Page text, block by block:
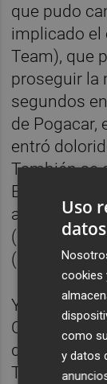
que pudo
implicado el
Team), que
proseguir la
segundos
de Pogacar,
entró
También se
Education-
anterior--,
(Bahrain-
(Groupama-
Y a unos 12
Costiou
de una fuga
Tour de
Uso
datos
cookies
como
y datos